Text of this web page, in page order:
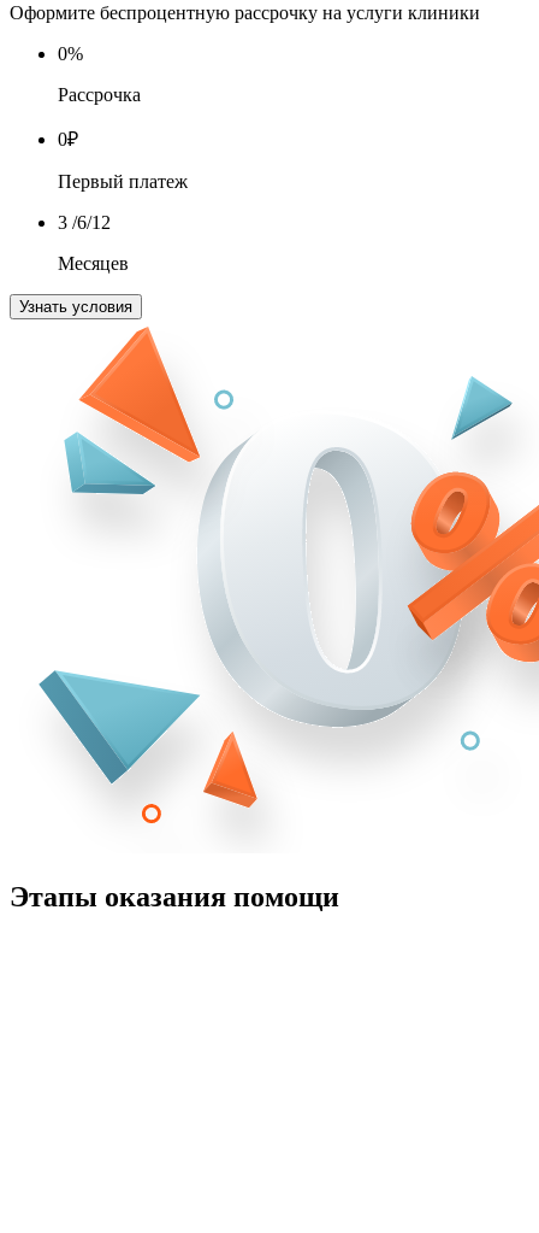
Оформите беспроцентную рассрочку на услуги клиники
0%
Рассрочка
0₽
Первый платеж
3 /6/12
Месяцев
Узнать условия
Этапы оказания помощи